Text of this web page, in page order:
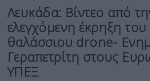
Λευκάδα: Βίντεο από
ελεγχόμενη έκρηξη του
θαλάσσιου drone-
Γεραπετρίτη στους
ΥΠΕΞ